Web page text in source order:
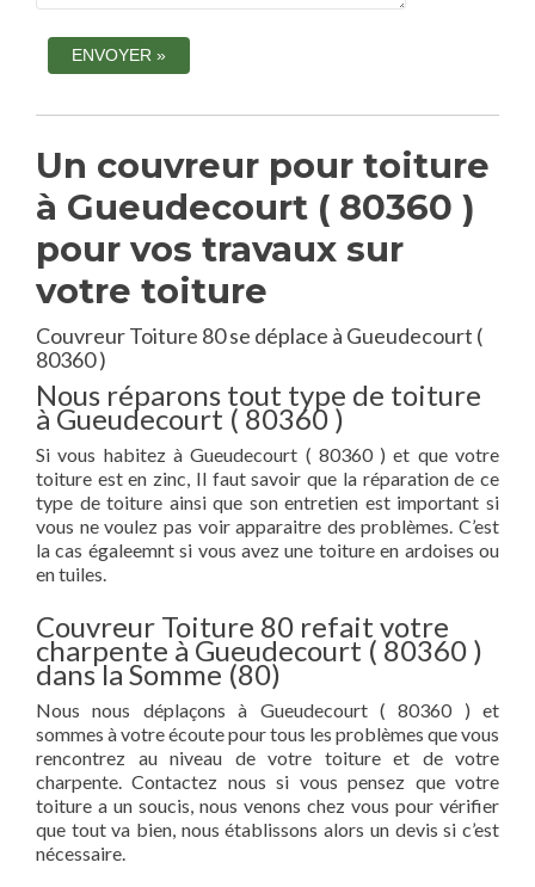
Un couvreur pour toiture
à Gueudecourt ( 80360 )
pour vos travaux sur
votre toiture
Couvreur Toiture 80 se déplace à Gueudecourt (
80360 )
Nous réparons tout type de toiture
à Gueudecourt ( 80360 )
Si vous habitez à Gueudecourt ( 80360 ) et que votre
toiture est en zinc, Il faut savoir que la réparation de ce
type de toiture ainsi que son entretien est important si
vous ne voulez pas voir apparaitre des problèmes. C’est
la cas égaleemnt si vous avez une toiture en ardoises ou
en tuiles.
Couvreur Toiture 80 refait votre
charpente à Gueudecourt ( 80360 )
dans la Somme (80)
Nous nous déplaçons à Gueudecourt ( 80360 ) et
sommes à votre écoute pour tous les problèmes que vous
rencontrez au niveau de votre toiture et de votre
charpente. Contactez nous si vous pensez que votre
toiture a un soucis, nous venons chez vous pour vérifier
que tout va bien, nous établissons alors un devis si c’est
nécessaire.